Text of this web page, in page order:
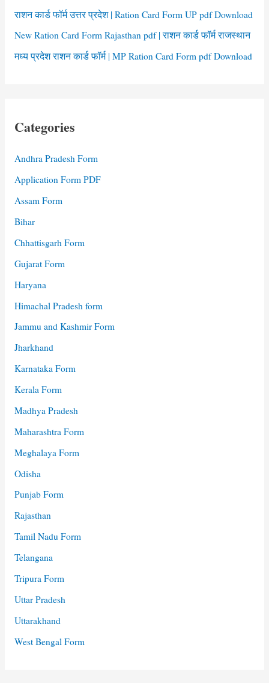
राशन कार्ड फॉर्म उत्तर प्रदेश | Ration Card Form UP pdf Download
New Ration Card Form Rajasthan pdf | राशन कार्ड फॉर्म राजस्थान
मध्य प्रदेश राशन कार्ड फॉर्म | MP Ration Card Form pdf Download
Categories
Andhra Pradesh Form
Application Form PDF
Assam Form
Bihar
Chhattisgarh Form
Gujarat Form
Haryana
Himachal Pradesh form
Jammu and Kashmir Form
Jharkhand
Karnataka Form
Kerala Form
Madhya Pradesh
Maharashtra Form
Meghalaya Form
Odisha
Punjab Form
Rajasthan
Tamil Nadu Form
Telangana
Tripura Form
Uttar Pradesh
Uttarakhand
West Bengal Form